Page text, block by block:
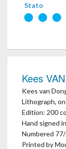
Stato
Kees
Kees van
Lithograph,
Edition: 200
Hand signed
Numbered
Printed by